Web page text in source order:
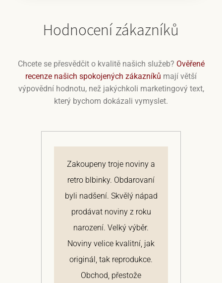
Hodnocení zákazníků
Chcete se přesvědčit o kvalitě našich služeb? Ověřené
recenze našich spokojených zákazníků mají větší
výpovědní hodnotu, než jakýchkoli marketingový text,
který bychom dokázali vymyslet.
Zakoupeny troje noviny a
retro blbinky. Obdarovaní
byli nadšení. Skvělý nápad
prodávat noviny z roku
narození. Velký výběr.
Noviny velice kvalitní, jak
originál, tak reprodukce.
Obchod, přestože